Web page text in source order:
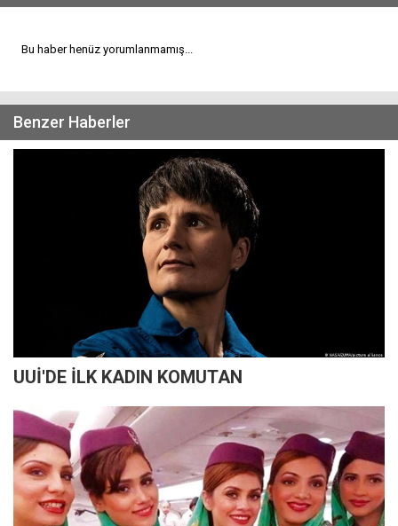
Bu haber henüz yorumlanmamış...
Benzer Haberler
UUİ'DE İLK KADIN KOMUTAN